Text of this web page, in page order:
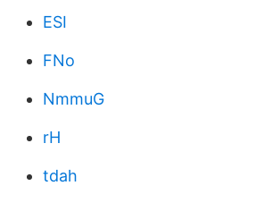
ESI
FNo
NmmuG
rH
tdah